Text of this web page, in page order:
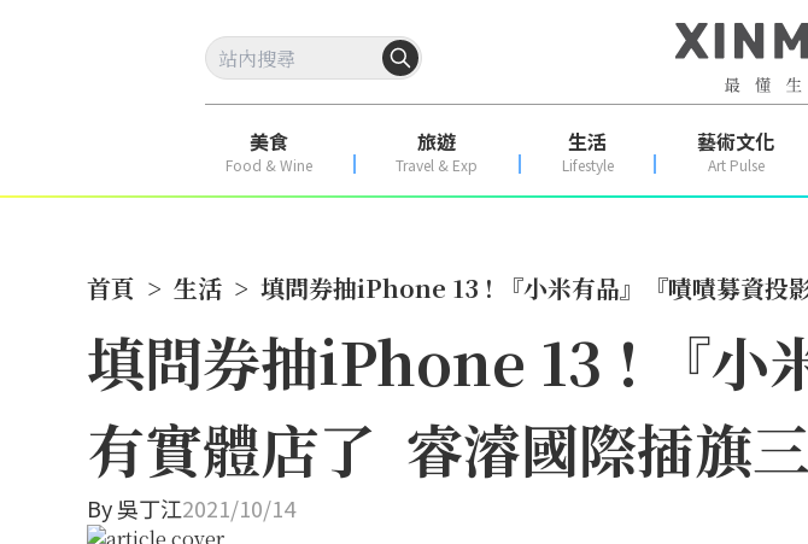
美食
Food & Wine
旅遊
Travel & Exp
生活
Lifestyle
藝術文化
Art Pulse
首頁 > 生活 > 填問券抽iPhone 13 ! 『小米有品』『嘖嘖募資投
填問券抽iPhone 13 ! 『小
有實體店了 睿濬國際插旗
By吳丁江2021/10/14